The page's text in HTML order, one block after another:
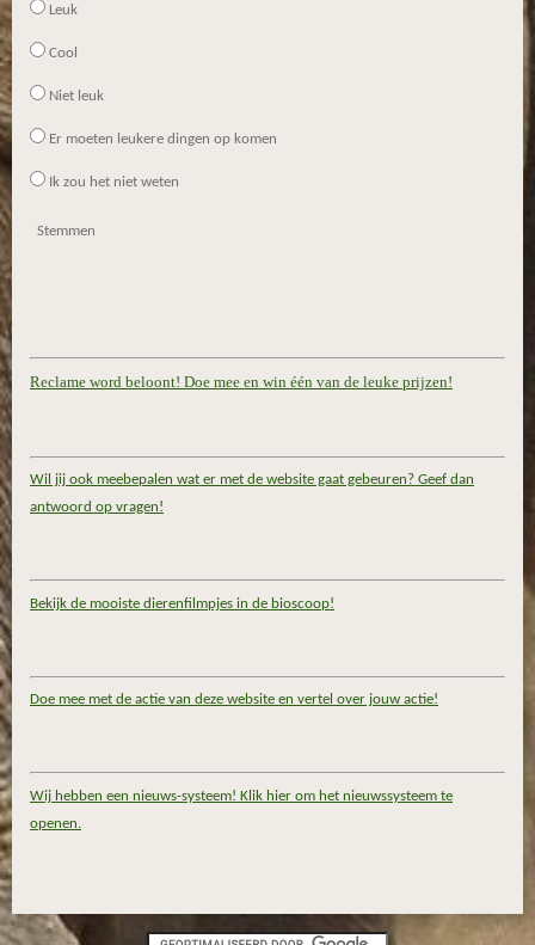
Leuk
Cool
Niet leuk
Er moeten leukere dingen op komen
Ik zou het niet weten
Stemmen
Reclame word beloont! Doe mee en win één van de leuke prijzen!
Wil jij ook meebepalen wat er met de website gaat gebeuren? Geef dan
antwoord op vragen!
Bekijk de mooiste dierenfilmpjes in de bioscoop!
Doe mee met de actie van deze website en vertel over jouw actie!
Wij hebben een nieuws-systeem! Klik hier om het nieuwssysteem te
openen.